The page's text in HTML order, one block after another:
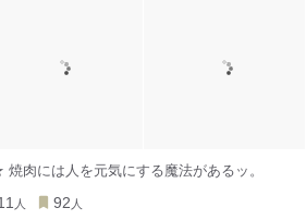
肉には人を元気にする魔法があるッ。
人 92 人